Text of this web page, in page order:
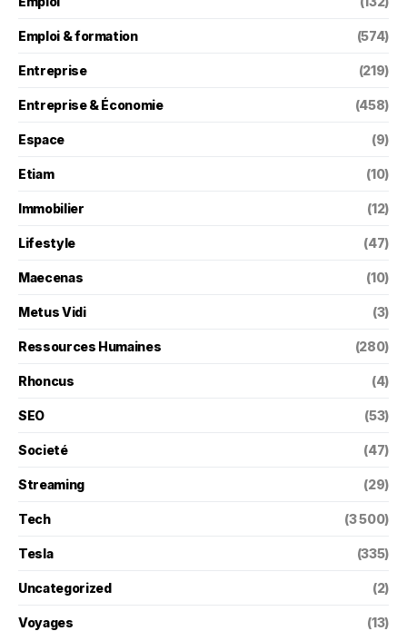
Emploi & formation (574)
Entreprise (219)
Entreprise & Économie (458)
Espace (9)
Etiam (10)
Immobilier (12)
Lifestyle (47)
Maecenas (10)
Metus Vidi (3)
Ressources Humaines (280)
Rhoncus (4)
SEO (53)
Societé (47)
Streaming (29)
Tech (3 500)
Tesla (335)
Uncategorized (2)
Voyages (13)